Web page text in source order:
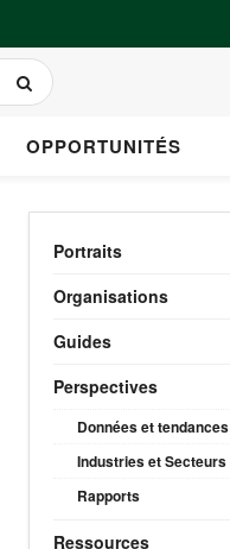
OPPORTUNITÉS
Portraits
Organisations
Guides
Perspectives
Données et tendances
Industries et Secteurs
Rapports
Ressources